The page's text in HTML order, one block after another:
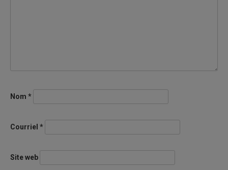
Nom *
Courriel *
Site web